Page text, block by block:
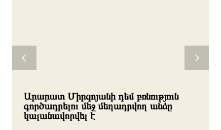
Արարատ Միրզոյանի դեմ բռնություն
գործադրելու մեջ մեղադրվող անձը
կալանավորվել է